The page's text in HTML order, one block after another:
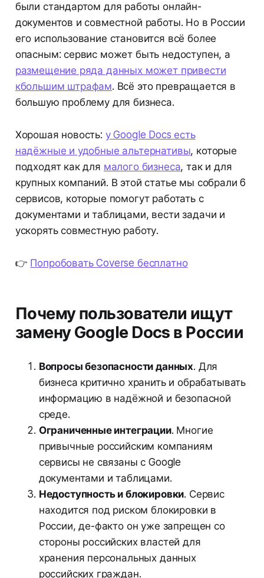
были стандартом для работы онлайн-
документов и совместной работы. Но в России
его использование становится всё более
опасным: сервис может быть недоступен, а
размещение ряда данных может привести
кбольшим штрафам. Всё это превращается в
большую проблему для бизнеса.
Хорошая новость: у Google Docs есть
надёжные и удобные альтернативы, которые
подходят как для малого бизнеса, так и для
крупных компаний. В этой статье мы собрали 6
сервисов, которые помогут работать с
документами и таблицами, вести задачи и
ускорять совместную работу.
👉 Попробовать Coverse бесплатно
Почему пользователи ищут
замену Google Docs в России
Вопросы безопасности данных. Для
бизнеса критично хранить и обрабатывать
информацию в надёжной и безопасной
среде.
Ограниченные интеграции. Многие
привычные российским компаниям
сервисы не связаны с Google
документами и таблицами.
Недоступность и блокировки. Сервис
находится под риском блокировки в
России, де-факто он уже запрещен со
стороны российских властей для
хранения персональных данных
российских граждан.